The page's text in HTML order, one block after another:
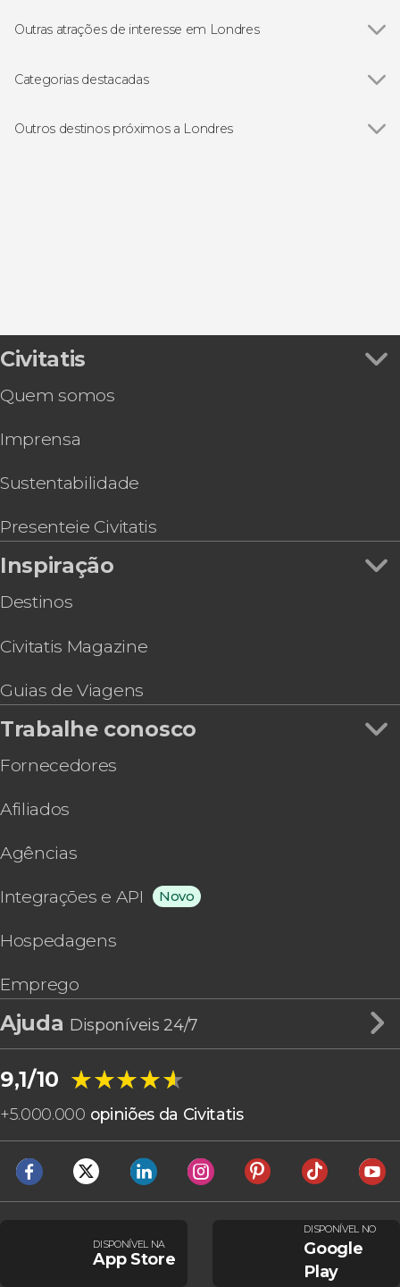
Outras atrações de interesse em Londres
Big Ben
Palácio de Buckingham
Categorias destacadas
Passeios de barco por Londres
Outros destinos próximos a Londres
Civitatis
Quem somos
Imprensa
Sustentabilidade
Presenteie Civitatis
Inspiração
Destinos
Civitatis Magazine
Guias de Viagens
Trabalhe conosco
Fornecedores
Afiliados
Agências
Integrações e API Novo
Hospedagens
Emprego
Ajuda Disponíveis 24/7
9,1/10 ★★★★★
★★★★★
+5.000.000 opiniões da Civitatis
DISPONÍVEL NA
App Store
DISPONÍVEL NO
Google
Play